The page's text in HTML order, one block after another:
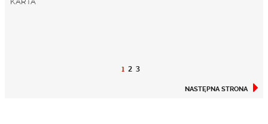
1 2 3
NASTĘPNA STRONA